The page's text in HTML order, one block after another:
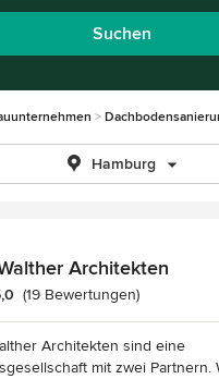
Suchen
Hamburg
Architekten
Bewertung: 5 von 5
(19 Bewertungen)
Architekten sind eine
mit zwei Partnern.